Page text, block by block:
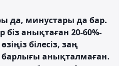
да, минустары да бар.
біз анықтаған 20-60%-
білесіз, заң
анықталмаған.